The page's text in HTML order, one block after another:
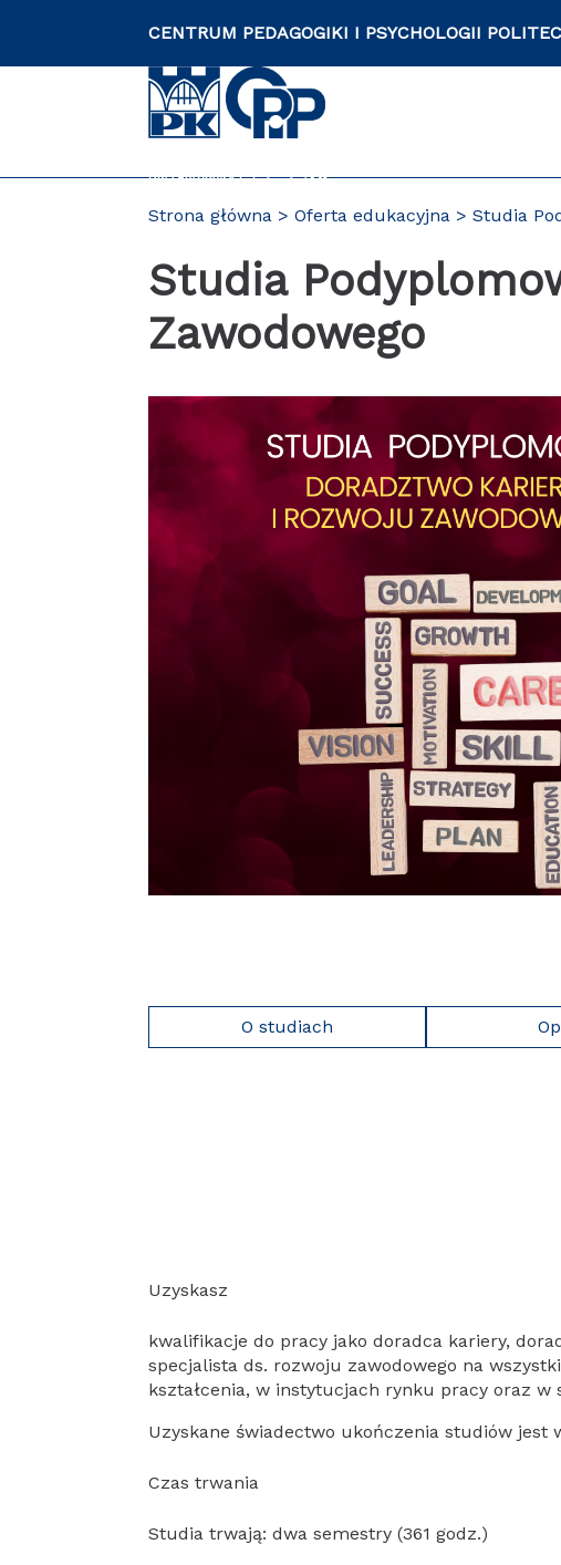
CENTRUM PEDAGOGIKI I PSYCHOLOGII
PL
Strona główna Oferta edukacyjna Studia
Studia
Zawodowego
O studiach
Uzyskasz
kwalifikacje do pracy jako doradca kariery,
specjalista ds. rozwoju zawodowego na
kształcenia, w instytucjach rynku pracy oraz w
Uzyskane świadectwo ukończenia studiów jest
Czas trwania
Studia trwają: dwa semestry (361 godz.)